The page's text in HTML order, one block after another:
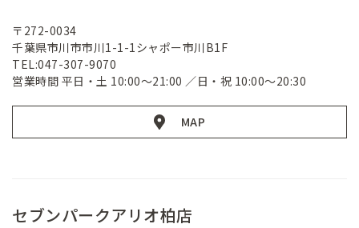
〒272-0034
千葉県市川市市川1-1-1シャポー市川B1F
TEL:047-307-9070
営業時間 平日・土 10:00～21:00 ／日・祝 10:00～20:30
MAP
セブンパークアリオ柏店